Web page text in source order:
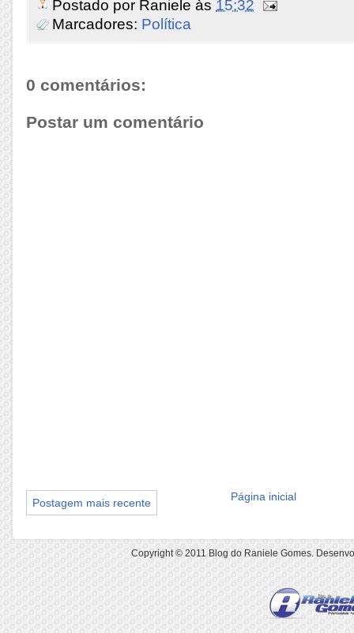
Postado por Raniele às 15:32
Marcadores: Política
0 comentários:
Postar um comentário
Postagem mais recente Página inicial
Copyright © 2011 Blog do Raniele Gomes.